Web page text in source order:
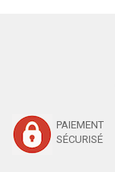
PAIEMENT
SÉCURISÉ